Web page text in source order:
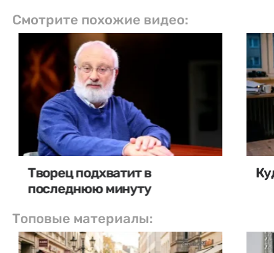
Смотрите похожие видео:
Творец подхватит в
последнюю минуту
Топовые материалы: